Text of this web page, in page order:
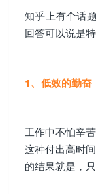
知乎上有个话
回答可以说是
1、低效的勤奋
工作中不怕辛
这种付出高时
的结果就是，